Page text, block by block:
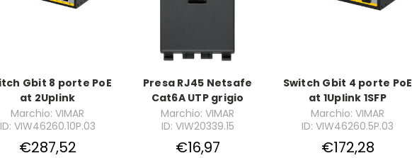
Gbit 8 porte PoE
at 2Uplink
Marchio: VIMAR
ID: VIW46260.10P.03
€287,52
Presa RJ45 Netsafe
Cat6A UTP grigio
Marchio: VIMAR
ID: VIW20339.15
€16,97
Switch Gbit 4 porte PoE
at 1Uplink 1SFP
Marchio: VIMAR
ID: VIW46260.5P.03
€172,28